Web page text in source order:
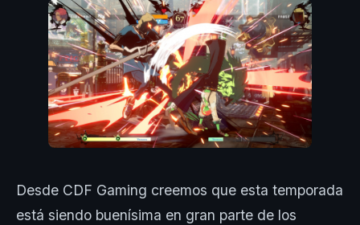
Desde CDF Gaming creemos que esta temporada
está siendo buenísima en gran parte de los